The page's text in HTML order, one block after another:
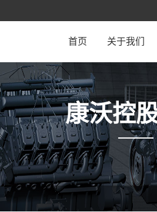
首页 关于我们
康沃控